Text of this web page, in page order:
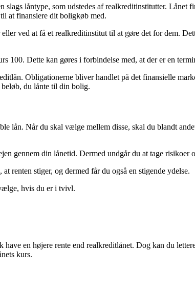
låntype, som udstedes af realkreditinstitutter. Lånet
at finansiere dit boligkøb med.
ved at få et realkreditinstitut til at gøre det for dem.
Dette kan gøres i forbindelse med, at der er en
Obligationerne bliver handlet på det finansielle
du lånte til din bolig.
lån. Når du skal vælge mellem disse, skal du blandt
gennem din lånetid. Dermed undgår du at tage risikoer
renten stiger, og dermed får du også en stigende ydelse.
hvis du er i tvivl.
en højere rente end realkreditlånet. Dog kan du
kurs.